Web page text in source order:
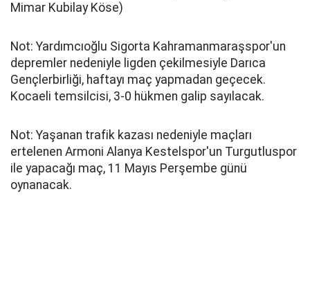
Mimar Kubilay Köse)
Not: Yardımcıoğlu Sigorta Kahramanmaraşspor'un
depremler nedeniyle ligden çekilmesiyle Darıca
Gençlerbirliği, haftayı maç yapmadan geçecek.
Kocaeli temsilcisi, 3-0 hükmen galip sayılacak.
Not: Yaşanan trafik kazası nedeniyle maçları
ertelenen Armoni Alanya Kestelspor'un Turgutluspor
ile yapacağı maç, 11 Mayıs Perşembe günü
oynanacak.